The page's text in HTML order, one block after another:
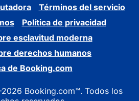
Términos del servicio
Política de privacidad
esclavitud moderna
derechos humanos
de Booking.com
Booking.com™. Todos los